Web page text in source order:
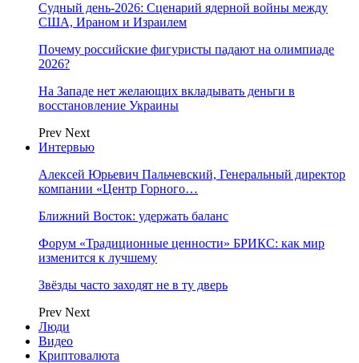
Судный день-2026: Сценарий ядерной войны между
США, Ираном и Израилем
Почему российские фигуристы падают на олимпиаде
2026?
На Западе нет желающих вкладывать деньги в
восстановление Украины
Prev Next
Интервью
Алексей Юрьевич Пальчевский, Генеральный директор
компании «Центр Горного…
Ближний Восток: удержать баланс
Форум «Традиционные ценности» БРИКС: как мир
изменится к лучшему
Звёзды часто заходят не в ту дверь
Prev Next
Люди
Видео
Криптовалюта